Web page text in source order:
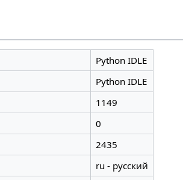
Python IDLE
Python IDLE
1149
0
2435
ru - русский